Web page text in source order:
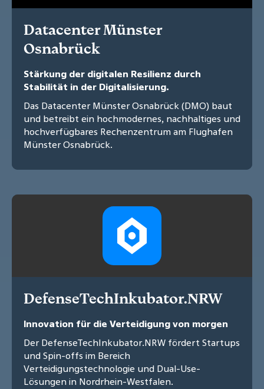
Datacenter Münster
Osnabrück
Stärkung der digitalen Resilienz durch
Stabilität in der Digitalisierung.
Das Datacenter Münster Osnabrück (DMO) baut
und betreibt ein hochmodernes, nachhaltiges und
hochverfügbares Rechenzentrum am Flughafen
Münster Osnabrück.
DefenseTechInkubator.NRW
Innovation für die Verteidigung von morgen
Der DefenseTechInkubator.NRW fördert Startups
und Spin-offs im Bereich
Verteidigungstechnologie und Dual-Use-
Lösungen in Nordrhein-Westfalen.